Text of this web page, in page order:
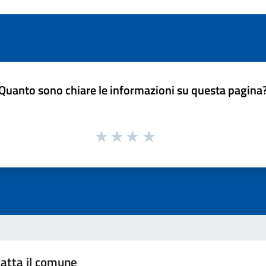
sono chiare le informazioni su questa
il comune